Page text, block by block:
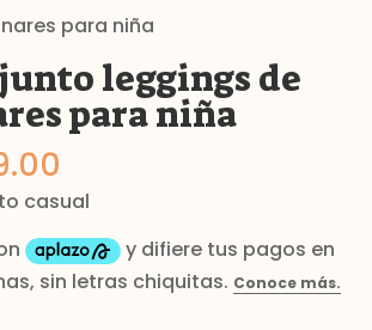
para niña
leggings de
para niña
casual